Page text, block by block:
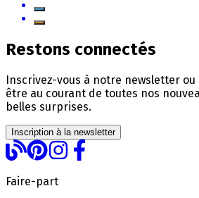
Restons connectés
Inscrivez-vous à notre newsletter
être au courant de toutes nos
belles surprises.
Inscription à la newsletter
Faire-part